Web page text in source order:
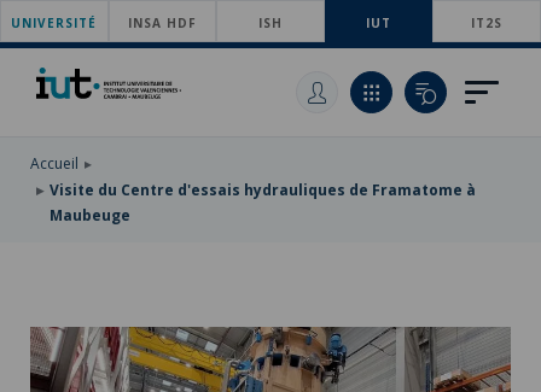
ACCÉDER
AU
MENU
PRINCIPAL
ALLER
AU
CONTENU
ACCÉDER
RECHERCHE
UNIVERSITÉ INSA HDF ISH IUT IT2S
Accueil
Visite du Centre d'essais hydrauliques de Framatome à
Maubeuge